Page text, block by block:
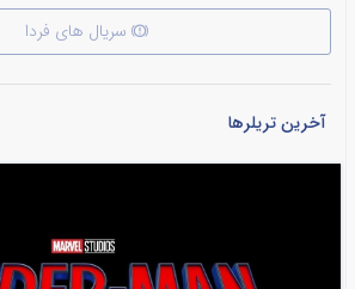
سریال های فردا
آخرین تریلرها